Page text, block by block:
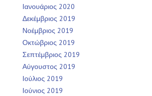
Ιανουάριος 2020
Δεκέμβριος 2019
Νοέμβριος 2019
Οκτώβριος 2019
Σεπτέμβριος 2019
Αύγουστος 2019
Ιούλιος 2019
Ιούνιος 2019